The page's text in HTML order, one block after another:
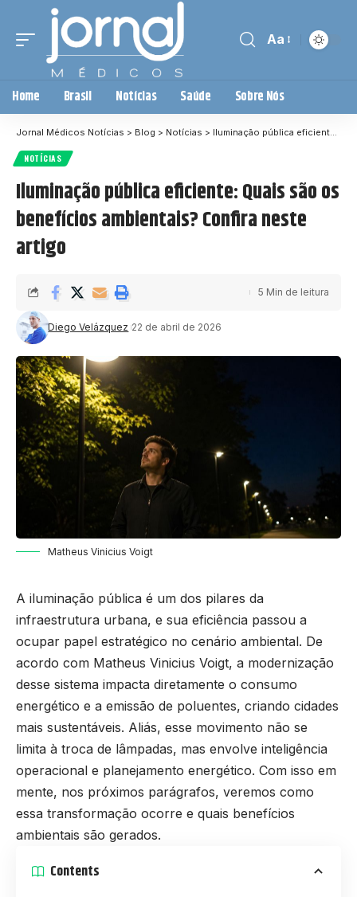
Aa
Home Brasil Notícias Saúde Sobre Nós
Jornal Médicos Notícias > Blog > Notícias > Iluminação pública eficiente: Quais são os benefícios ambientais? Confira neste artigo
NOTÍCIAS
Iluminação pública eficiente: Quais são os
benefícios ambientais? Confira neste
artigo
Diego Velázquez 22 de abril de 2026
5 Min de leitura
Matheus Vinicius Voigt
A iluminação pública é um dos pilares da
infraestrutura urbana, e sua eficiência passou a
ocupar papel estratégico no cenário ambiental. De
acordo com Matheus Vinicius Voigt, a modernização
desse sistema impacta diretamente o consumo
energético e a emissão de poluentes, criando cidades
mais sustentáveis. Aliás, esse movimento não se
limita à troca de lâmpadas, mas envolve inteligência
operacional e planejamento energético. Com isso em
mente, nos próximos parágrafos, veremos como
essa transformação ocorre e quais benefícios
ambientais são gerados.
Contents